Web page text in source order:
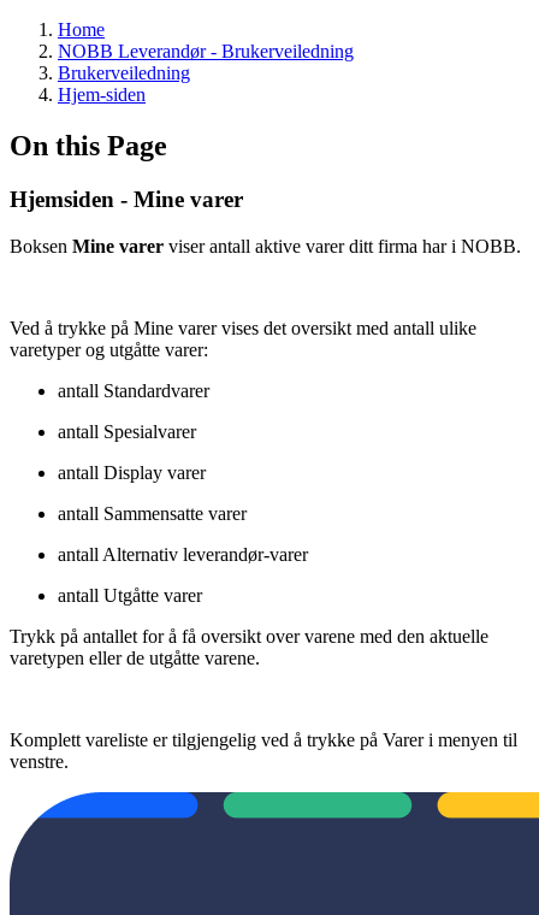
Home
NOBB Leverandør - Brukerveiledning
Brukerveiledning
Hjem-siden
On this Page
Hjemsiden - Mine varer
Boksen Mine varer viser antall aktive varer ditt firma har i NOBB.
Ved å trykke på Mine varer vises det oversikt med antall ulike
varetyper og utgåtte varer:
antall Standardvarer
antall Spesialvarer
antall Display varer
antall Sammensatte varer
antall Alternativ leverandør-varer
antall Utgåtte varer
Trykk på antallet for å få oversikt over varene med den aktuelle
varetypen eller de utgåtte varene.
Komplett vareliste er tilgjengelig ved å trykke på Varer i menyen til
venstre.